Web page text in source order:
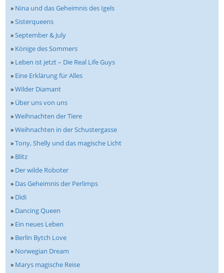
» Nina und das Geheimnis des Igels
»Sisterqueens
»September & July
» Könige des Sommers
» Leben ist jetzt – Die Real Life Guys
» Eine Erklärung für Alles
»Wilder Diamant
» Über uns von uns
»Weihnachten der Tiere
»Weihnachten in der Schustergasse
»Tony, Shelly und das magische Licht
» Blitz
» Der wilde Roboter
» Das Geheimnis der Perlimps
» Dìdi
» Dancing Queen
» Ein neues Leben
» Berlin Bytch Love
» Norwegian Dream
» Marys magische Reise